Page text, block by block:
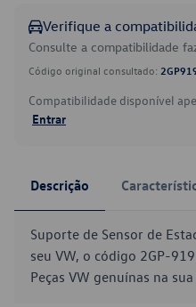
Verifique a
Consulte a compatibilidade
Código original consultado:
Compatibilidade disponível
Entrar
Descrição
Suporte de Sensor de
seu VW, o código 2GP-
Peças VW genuínas na